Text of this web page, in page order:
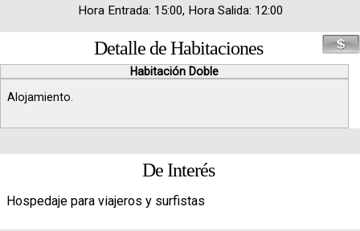
Hora Entrada: 15:00, Hora Salida: 12:00
Detalle de Habitaciones
Habitación Doble
Alojamiento.
De Interés
Hospedaje para viajeros y surfistas